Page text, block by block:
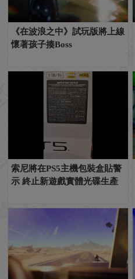
《在波浪之中》試玩版將上線
懷著孩子揍Boss
索尼將在PS5主機包裝盒貼警
示 終止新遊戲實體光碟生產